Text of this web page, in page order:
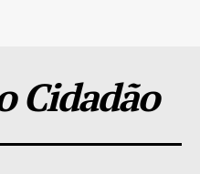
Cidadão